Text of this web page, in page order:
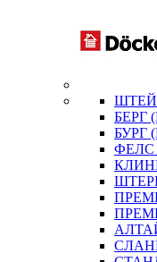
БЕРГ
БУРГ
ФЕЛС